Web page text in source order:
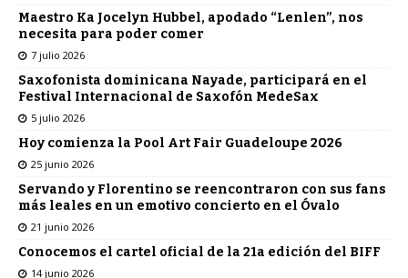
Maestro Ka Jocelyn Hubbel, apodado “Lenlen”, nos
necesita para poder comer
7 julio 2026
Saxofonista dominicana Nayade, participará en el
Festival Internacional de Saxofón MedeSax
5 julio 2026
Hoy comienza la Pool Art Fair Guadeloupe 2026
25 junio 2026
Servando y Florentino se reencontraron con sus fans
más leales en un emotivo concierto en el Óvalo
21 junio 2026
Conocemos el cartel oficial de la 21a edición del BIFF
14 junio 2026